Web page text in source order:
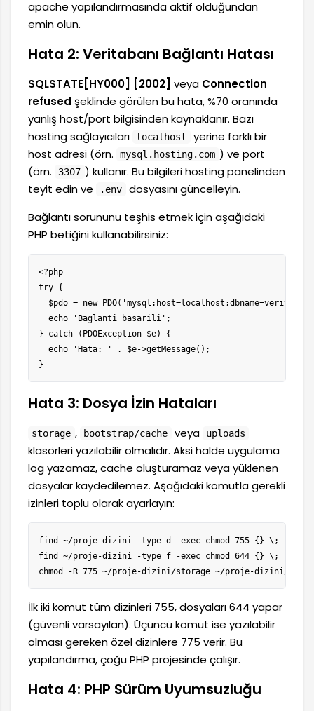
apache yapılandırmasında aktif olduğundan
emin olun.
Hata 2: Veritabanı Bağlantı Hatası
SQLSTATE[HY000] [2002] veya Connection
refused şeklinde görülen bu hata, %70 oranında
yanlış host/port bilgisinden kaynaklanır. Bazı
hosting sağlayıcıları
localhost
yerine farklı bir
host adresi (örn.
mysql.hosting.com ) ve port
(örn.
3307 ) kullanır. Bu bilgileri hosting panelinden
teyit edin ve
.env
dosyasını güncelleyin.
Bağlantı sorununu teşhis etmek için aşağıdaki
PHP betiğini kullanabilirsiniz:
<?php
try {
$pdo = new
  echo 'Baglanti basarili';
} catch (PDOException $e) {
  echo 'Hata: ' . $e->getMessage();
}
Hata 3: Dosya İzin Hataları
storage , bootstrap/cache veya uploads
klasörleri yazılabilir olmalıdır. Aksi halde uygulama
log yazamaz, cache oluşturamaz veya yüklenen
dosyalar kaydedilemez. Aşağıdaki komutla gerekli
izinleri toplu olarak ayarlayın:
find ~/proje-dizini -type d -exec chmod 755 {} \;
find ~/proje-dizini -type f -exec chmod 644 {} \;
chmod -R 775 ~/proje-dizini/storage ~/proje-dizini/
İlk iki komut tüm dizinleri 755, dosyaları 644 yapar
(güvenli varsayılan). Üçüncü komut ise yazılabilir
olması gereken özel dizinlere 775 verir. Bu
yapılandırma, çoğu PHP projesinde çalışır.
Hata 4: PHP Sürüm Uyumsuzluğu